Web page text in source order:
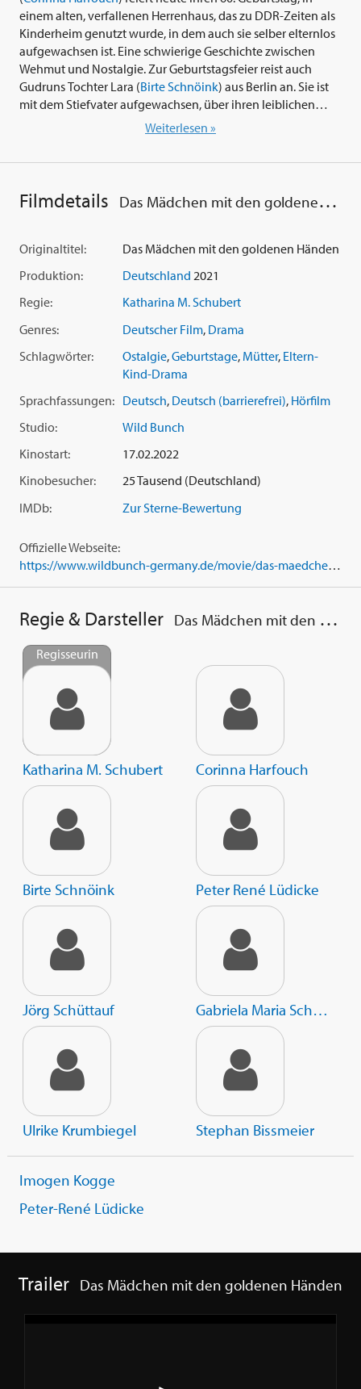
einem alten, verfallenen Herrenhaus, das zu DDR-Zeiten als
Kinderheim genutzt wurde, in dem auch sie selber elternlos
aufgewachsen ist. Eine schwierige Geschichte zwischen
Wehmut und Nostalgie. Zur Geburtstagsfeier reist auch
Gudruns Tochter Lara (Birte Schnöink) aus Berlin an. Sie ist
mit dem Stiefvater aufgewachsen, über ihren leiblichen
Vater wollte die Mutter nie sprechen, entsprechend
verkauft werden soll, die es zum Hotel ausbauen wollen.
Eine wirtschaftliche Perspektive für die strukturarme Region
scheiden sich die Geister im Ort. Während Gudrun in den
Gemeinde- und Begegnungszentrum für alle Bewohner zu
erhalten, macht sich ihre Tochter Lara auf die Suche nach
Härte ihrer Mutter.
Weiterlesen »
Filmdetails Das Mädchen mit den goldenen Händen
Originaltitel:
Das Mädchen mit den goldenen Händen
Produktion:
Deutschland 2021
Regie:
Katharina M. Schubert
Genres:
Deutscher Film, Drama
Schlagwörter:
Ostalgie,Geburtstage, Mütter, Eltern-
Kind-Drama
Sprachfassungen: Deutsch, Deutsch (barrierefrei), Hörfilm
Studio:
Wild Bunch
Kinostart:
17.02.2022
Kinobesucher:
25 Tausend (Deutschland)
IMDb:
Zur Sterne-Bewertung
Offizielle Webseite:
https://www.wildbunch-germany.de/movie/das-maedchen-mit-den-goldenen-haenden
Regie & Darsteller Das Mädchen mit den goldenen Händen
Regisseurin
Katharina M. Schubert Corinna Harfouch
Birte Schnöink Peter René Lüdicke
Jörg Schüttauf Gabriela Maria Schmeide
Ulrike Krumbiegel Stephan Bissmeier
Imogen Kogge
Peter-René Lüdicke
Trailer Das Mädchen mit den goldenen Händen